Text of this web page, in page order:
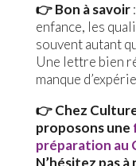
👉 Bon à savoir
enfance, les
souvent autant
Une lettre bien
manque
👉 Chez
proposons une
préparation au
N’hésitez pas